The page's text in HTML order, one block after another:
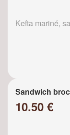
Kefta mariné,
Sandwich
10.50 €